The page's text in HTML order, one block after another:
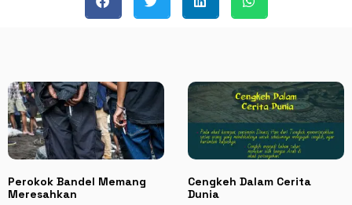
Perokok Bandel Memang
Meresahkan
Cengkeh Dalam Cerita
Dunia